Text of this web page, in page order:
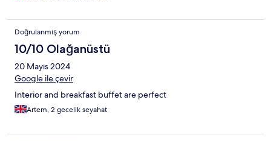
Doğrulanmış yorum
10/10 Olağanüstü
20 Mayıs 2024
Google ile çevir
Interior and breakfast buffet are perfect
Artem, 2 gecelik seyahat